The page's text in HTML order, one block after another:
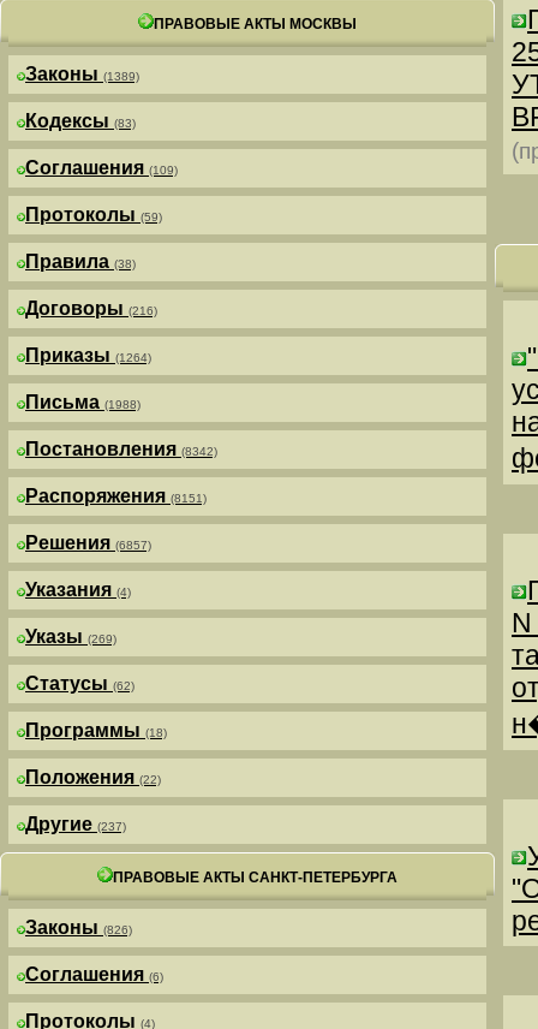
ПРАВОВЫЕ АКТЫ МОСКВЫ
Законы (1389)
Кодексы (83)
Соглашения (109)
Протоколы (59)
Правила (38)
Договоры (216)
Приказы (1264)
Письма (1988)
Постановления (8342)
Распоряжения (8151)
Решения (6857)
Указания (4)
Указы (269)
Статусы (62)
Программы (18)
Положения (22)
Другие (237)
ПРАВОВЫЕ АКТЫ САНКТ-ПЕТЕРБУРГА
Законы (826)
Соглашения (6)
Протоколы (4)